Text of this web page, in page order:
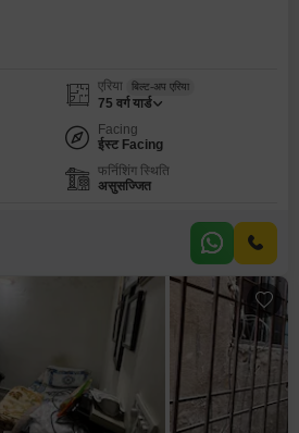
एरिया बिल्ट-अप एरिया
75 वर्ग यार्ड
Facing
ईस्ट Facing
फर्निशिंग स्थिति
असुसज्जित